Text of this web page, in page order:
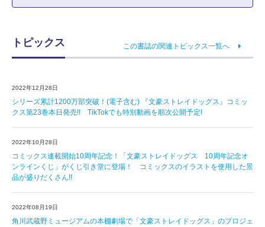
トピックス この書誌の関連トピックス一覧へ
2022年12月28日
シリーズ累計1200万部突破！(電子含む) 『文豪ストレイドッグス』コミッ
クス第23巻本日発売!! TikTokでも特別動画を順次公開予定!
2022年10月28日
コミックス連載開始10周年記念！「文豪ストレイドッグス 10周年記念オ
ンラインくじ」がくじ引き堂に登場！ コミックスのイラストを使用した景
品が盛りだくさん!!
2022年08月19日
角川武蔵野ミュージアムの本棚劇場で「文豪ストレイドッグス」のプロジェ